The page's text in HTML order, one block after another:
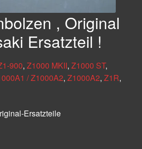
, Original
Ersatzteil !
900, Z1000 MKII, Z1000 ST,
/ Z1000A2, Z1000A2, Z1R,
Ersatzteile